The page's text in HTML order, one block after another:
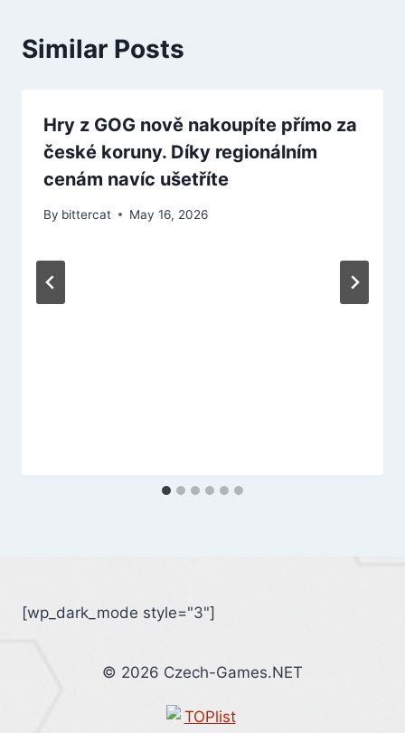
Similar Posts
Hry z GOG nově nakoupíte přímo za
české koruny. Díky regionálním
cenám navíc ušetříte
By bittercat May 16, 2026
[wp_dark_mode style="3"]
© 2026 Czech-Games.NET